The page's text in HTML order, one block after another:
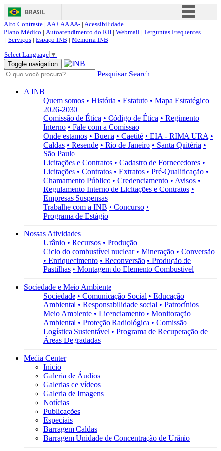
BRASIL
Simplifique!
Acesso à informação
Canais
Alto Contraste | AA+AAAA- | Acessibilidade
Plano Médico | Autoatendimento do RH | Webmail | Perguntas Frequentes
| Serviços | Espaço INB | Memória INB |
Select Language ▼
Toggle navigation
Pesquisar Search
A INB
Quem somos • História • Estatuto • Mapa Estratégico
2026-2030
Comissão de Ética • Código de Ética • Regimento
Interno • Fale com a Comissao
Onde estamos • Buena • Caetité • EIA - RIMA URA •
Caldas • Resende • Rio de Janeiro • Santa Quitéria •
São Paulo
Licitações e Contratos • Cadastro de Fornecedores •
Licitações • Contratos • Extratos • Pré-Qualificação •
Chamamento Público • Credenciamento • Avisos •
Regulamento Interno de Licitações e Contratos •
Empresas Suspensas
Trabalhe com a INB • Concurso •
Programa de Estágio
Nossas Atividades
Urânio • Recursos • Produção
Ciclo do combustível nuclear • Mineração • Conversão
• Enriquecimento • Reconversão • Produção de
Pastilhas • Montagem do Elemento Combustível
Sociedade e Meio Ambiente
Sociedade • Comunicação Social • Educação
Ambiental • Responsabilidade social • Patrocínios
Meio Ambiente • Licenciamento • Monitoração
Ambiental • Proteção Radiológica • Comissão
Logística Sustentável • Programa de Recuperação de
Áreas Degradadas
Media Center
Inicio
Galeria de Áudios
Galerias de vídeos
Galeria de Imagens
Notícias
Publicações
Especiais
Barragem Caldas
Barragem Unidade de Concentração de Urânio